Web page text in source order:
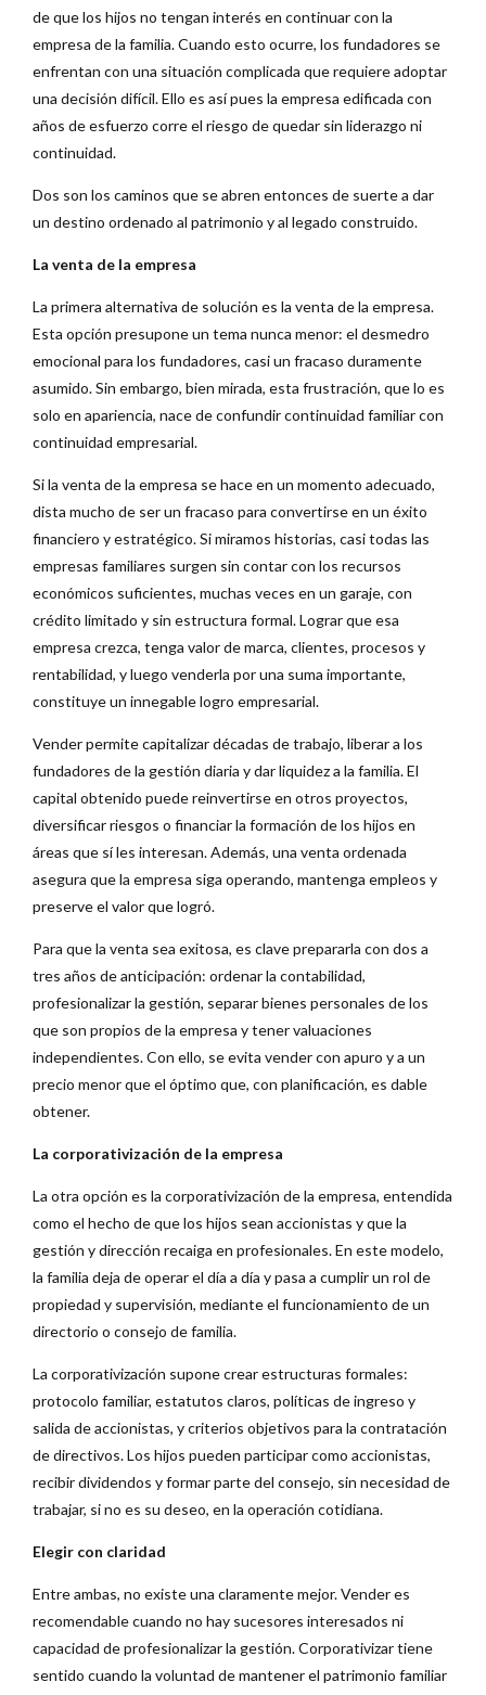
de que los hijos no tengan interés en continuar con la
empresa de la familia. Cuando esto ocurre, los fundadores se
enfrentan con una situación complicada que requiere adoptar
una decisión difícil. Ello es así pues la empresa edificada con
años de esfuerzo corre el riesgo de quedar sin liderazgo ni
continuidad.
Dos son los caminos que se abren entonces de suerte a dar
un destino ordenado al patrimonio y al legado construido.
La venta de la empresa
La primera alternativa de solución es la venta de la empresa.
Esta opción presupone un tema nunca menor: el desmedro
emocional para los fundadores, casi un fracaso duramente
asumido. Sin embargo, bien mirada, esta frustración, que lo es
solo en apariencia, nace de confundir continuidad familiar con
continuidad empresarial.
Si la venta de la empresa se hace en un momento adecuado,
dista mucho de ser un fracaso para convertirse en un éxito
financiero y estratégico. Si miramos historias, casi todas las
empresas familiares surgen sin contar con los recursos
económicos suficientes, muchas veces en un garaje, con
crédito limitado y sin estructura formal. Lograr que esa
empresa crezca, tenga valor de marca, clientes, procesos y
rentabilidad, y luego venderla por una suma importante,
constituye un innegable logro empresarial.
Vender permite capitalizar décadas de trabajo, liberar a los
fundadores de la gestión diaria y dar liquidez a la familia. El
capital obtenido puede reinvertirse en otros proyectos,
diversificar riesgos o financiar la formación de los hijos en
áreas que sí les interesan. Además, una venta ordenada
asegura que la empresa siga operando, mantenga empleos y
preserve el valor que logró.
Para que la venta sea exitosa, es clave prepararla con dos a
tres años de anticipación: ordenar la contabilidad,
profesionalizar la gestión, separar bienes personales de los
que son propios de la empresa y tener valuaciones
independientes. Con ello, se evita vender con apuro y a un
precio menor que el óptimo que, con planificación, es dable
obtener.
La corporativización de la empresa
La otra opción es la corporativización de la empresa, entendida
como el hecho de que los hijos sean accionistas y que la
gestión y dirección recaiga en profesionales. En este modelo,
la familia deja de operar el día a día y pasa a cumplir un rol de
propiedad y supervisión, mediante el funcionamiento de un
directorio o consejo de familia.
La corporativización supone crear estructuras formales:
protocolo familiar, estatutos claros, políticas de ingreso y
salida de accionistas, y criterios objetivos para la contratación
de directivos. Los hijos pueden participar como accionistas,
recibir dividendos y formar parte del consejo, sin necesidad de
trabajar, si no es su deseo, en la operación cotidiana.
Elegir con claridad
Entre ambas, no existe una claramente mejor. Vender es
recomendable cuando no hay sucesores interesados ni
capacidad de profesionalizar la gestión. Corporativizar tiene
sentido cuando la voluntad de mantener el patrimonio familiar